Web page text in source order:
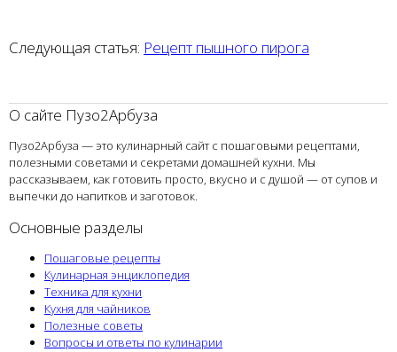
Следующая статья: Рецепт пышного пирога
О сайте Пузо2Арбуза
Пузо2Арбуза — это кулинарный сайт с пошаговыми рецептами,
полезными советами и секретами домашней кухни. Мы
рассказываем, как готовить просто, вкусно и с душой — от супов и
выпечки до напитков и заготовок.
Основные разделы
Пошаговые рецепты
Кулинарная энциклопедия
Техника для кухни
Кухня для чайников
Полезные советы
Вопросы и ответы по кулинарии